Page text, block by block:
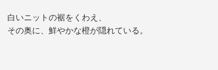
白いニットの裾をくわえ、
その奥に、鮮やかな橙が隠れている。